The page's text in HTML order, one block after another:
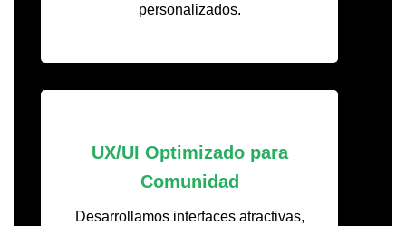
personalizados.
UX/UI Optimizado para
Comunidad
Desarrollamos interfaces atractivas,